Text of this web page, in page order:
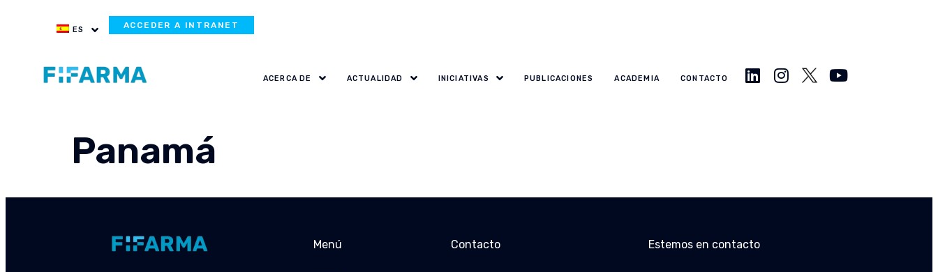
ES ACCEDER A INTRANET
ACERCA DE ACTUALIDAD INICIATIVAS PUBLICACIONES ACADEMIA CONTACTO
Panamá
Menú Contacto Estemos en contacto